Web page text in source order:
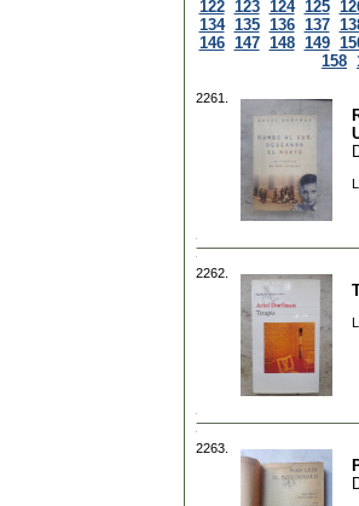
122 123 124 125
134 135 136 137
146 147 148 149
158
2261.
2262.
2263.